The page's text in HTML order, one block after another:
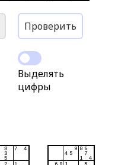
Проверить
Выделять
цифры